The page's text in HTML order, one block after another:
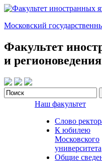
Московский
Факультет
и регионоведения
Наш факультет
Слово
К юбилею
Московского
университета
Общие